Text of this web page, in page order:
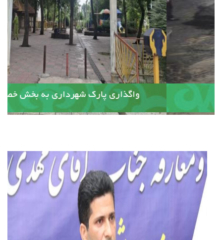
آسفالت کوچه وصال ۲۰